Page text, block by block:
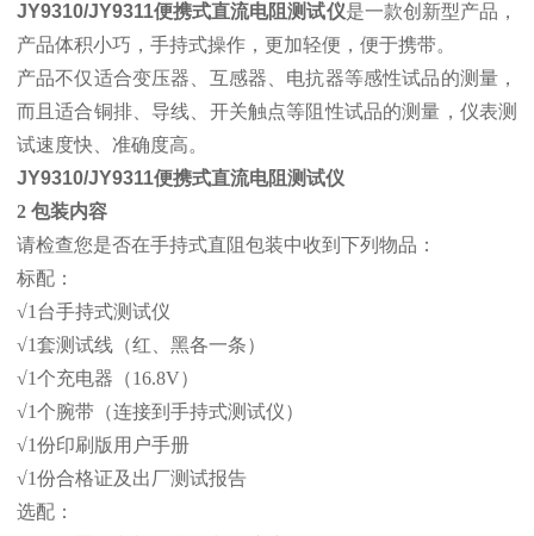
JY9310/JY9311便携式直流电阻测试仪是一款创新型产品，
产品体积小巧，手持式操作，更加轻便，便于携带。
产品不仅适合变压器、互感器、电抗器等感性试品的测量，
而且适合铜排、导线、开关触点等阻性试品的测量，仪表测
试速度快、准确度高。
JY9310/JY9311便携式直流电阻测试仪
2 包装内容
请检查您是否在手持式直阻包装中收到下列物品：
标配：
√1台手持式测试仪
√1套测试线（红、黑各一条）
√1个充电器（16.8V）
√1个腕带（连接到手持式测试仪）
√1份印刷版用户手册
√1份合格证及出厂测试报告
选配：